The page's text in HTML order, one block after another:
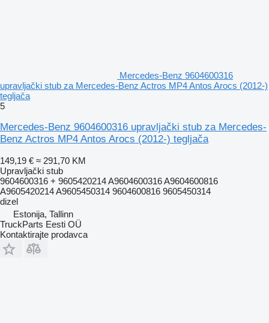
Mercedes-Benz 9604600316
upravljački stub za Mercedes-Benz Actros MP4 Antos Arocs (2012-)
tegljača
5
Mercedes-Benz 9604600316 upravljački stub za Mercedes-
Benz Actros MP4 Antos Arocs (2012-) tegljača
149,19 € ≈ 291,70 KM
Upravljački stub
9604600316 + 9605420214 A9604600316 A9604600816
A9605420214 A9605450314 9604600816 9605450314
dizel
Estonija, Tallinn
TruckParts Eesti OÜ
Kontaktirajte prodavca